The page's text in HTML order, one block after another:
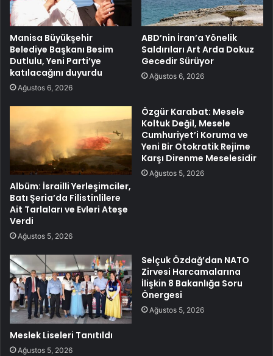
Manisa Büyükşehir
Belediye Başkanı Besim
Dutlulu, Yeni Parti’ye
katılacağını duyurdu
Ağustos 6, 2026
ABD’nin İran’a Yönelik
Saldırıları Art Arda Dokuz
Gecedir Sürüyor
Ağustos 6, 2026
Albüm: İsrailli Yerleşimciler,
Batı Şeria’da Filistinlilere
Ait Tarlaları ve Evleri Ateşe
Verdi
Ağustos 5, 2026
Özgür Karabat: Mesele
Koltuk Değil, Mesele
Cumhuriyet’i Koruma ve
Yeni Bir Otokratik Rejime
Karşı Direnme Meselesidir
Ağustos 5, 2026
Meslek Liseleri Tanıtıldı
Ağustos 5, 2026
Selçuk Özdağ’dan NATO
Zirvesi Harcamalarına
İlişkin 8 Bakanlığa Soru
Önergesi
Ağustos 5, 2026